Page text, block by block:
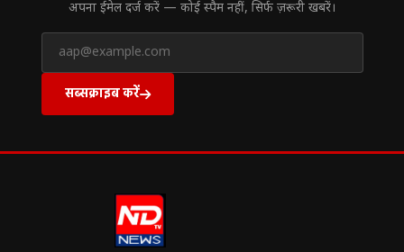
अपना ईमेल दर्ज करें — कोई स्पैम नहीं, सिर्फ ज़रूरी खबरें।
सब्सक्राइब करें